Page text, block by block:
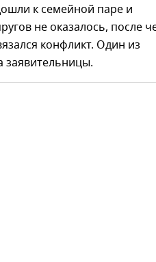
к семейной паре и
не оказалось, после
конфликт. Один из
заявительницы.